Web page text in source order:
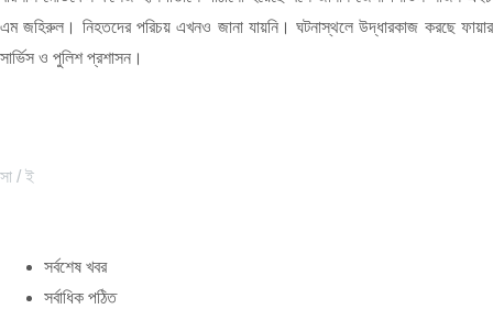
এম জহিরুল। নিহতদের পরিচয় এখনও জানা যায়নি। ঘটনাস্থলে উদ্ধারকাজ করছে ফায়ার
সার্ভিস ও পুলিশ প্রশাসন।
সা / ই
সর্বশেষ খবর
সর্বাধিক পঠিত